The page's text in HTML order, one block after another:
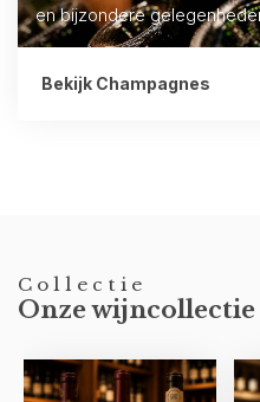
en bijzondere
Bekijk Champagnes
Collectie
Onze wijncollectie